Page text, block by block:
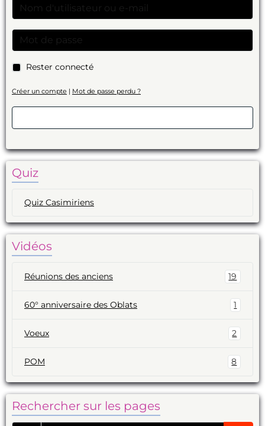
Rester connecté
Créer un compte | Mot de passe perdu ?
Quiz
Quiz Casimiriens
Vidéos
Réunions des anciens 19
60° anniversaire des Oblats 1
Voeux 2
POM 8
Rechercher sur les pages